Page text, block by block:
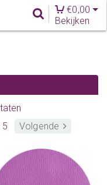
€0,00
Bekijken
5 Volgende